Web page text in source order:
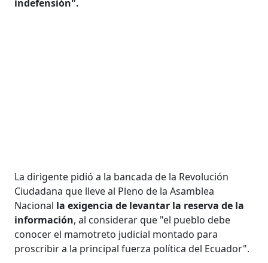
indefensión".
La dirigente pidió a la bancada de la Revolución
Ciudadana que lleve al Pleno de la Asamblea
Nacional la exigencia de levantar la reserva de la
información, al considerar que "el pueblo debe
conocer el mamotreto judicial montado para
proscribir a la principal fuerza política del Ecuador".